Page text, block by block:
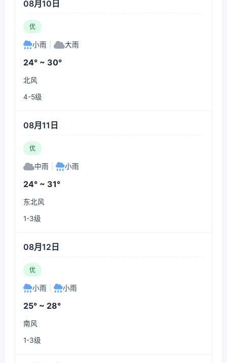
08月10日
优
小雨 大雨
24° ~ 30°
北风
4-5级
08月11日
优
中雨 小雨
24° ~ 31°
东北风
1-3级
08月12日
优
小雨 小雨
25° ~ 28°
南风
1-3级